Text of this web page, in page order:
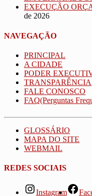
EXECUÇÃO
de 2026
NAVEGAÇÃO
PRINCIPAL
A CIDADE
PODER
TRANSPARÊNCIA
FALE CONOSCO
FAQ(Perguntas
GLOSSÁRIO
MAPA DO SITE
WEBMAIL
REDES SOCIAIS
Instagram